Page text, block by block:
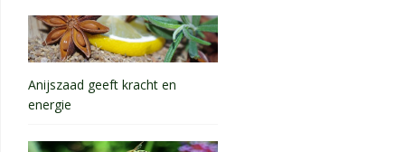
Anijszaad geeft kracht en
energie